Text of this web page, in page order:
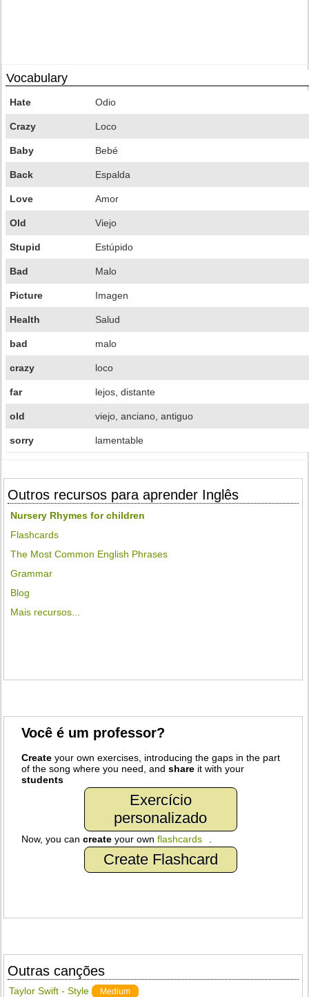
Vocabulary
Hate Odio
Crazy Loco
Baby Bebé
Back Espalda
Love Amor
Old Viejo
Stupid Estúpido
Bad Malo
Picture Imagen
Health Salud
bad malo
crazy loco
far lejos, distante
old viejo, anciano, antiguo
sorry lamentable
Outros recursos para aprender Inglês
Nursery Rhymes for children
Flashcards
The Most Common English Phrases
Grammar
Blog
Mais recursos...
Você é um professor?
Create your own exercises, introducing the gaps in the part
of the song where you need, andshare it with your
students
Exercício
personalizado
Now, you cancreate your ownflashcards
Create Flashcard
Outras canções
Taylor Swift - Style Medium